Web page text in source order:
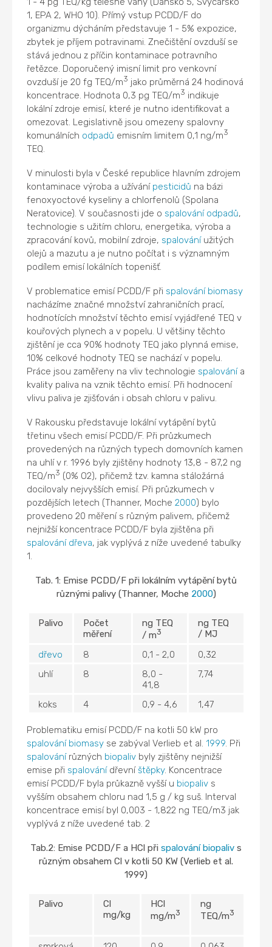
1, EPA 2, WHO 10). Přímý vstup PCDD/F do
organizmu dýcháním představuje 1 - 5% expozice,
zbytek je příjem potravinami. Znečištění ovzduší se
stává jednou z příčin kontaminace potravního
řetězce. Doporučený imisní limit pro venkovní
ovzduší je 20 fg TEQ/m3 jako průměrná 24 hodinová
koncentrace. Hodnota 0,3 pg TEQ/m3 indikuje
lokální zdroje emisí, které je nutno identifikovat a
omezovat. Legislativně jsou omezeny spalovny
komunálních odpadů emisním limitem 0,1 ng/m3
TEQ.
V minulosti byla v České republice hlavním zdrojem
kontaminace výroba a užívání pesticidů na bázi
fenoxyoctové kyseliny a chlorfenolů (Spolana
Neratovice). V současnosti jde o spalování odpadů,
technologie s užitím chloru, energetika, výroba a
zpracování kovů, mobilní zdroje, spalováníužitých
olejů a mazutu a je nutno počítat i s významným
podílem emisí lokálních topenišť.
V problematice emisí PCDD/F při spalování biomasy
nacházíme značné množství zahraničních prací,
hodnotících množství těchto emisí vyjádřené TEQ v
kouřových plynech a v popelu. U většiny těchto
zjištění je cca 90% hodnoty TEQ jako plynná emise,
10% celkové hodnoty TEQ se nachází v popelu.
Práce jsou zaměřeny na vliv technologie spalovánía
kvality paliva na vznik těchto emisí. Při hodnocení
vlivu paliva je zjišťován i obsah chloru v palivu.
V Rakousku představuje lokální vytápění bytů
třetinu všech emisí PCDD/F. Při průzkumech
provedených na různých typech domovních kamen
na uhlí v r. 1996 byly zjištěny hodnoty 13,8 - 87,2 ng
TEQ/m3 (0% O2), přičemž tzv. kamna stáložárná
docilovaly nejvyšších emisí. Při průzkumech v
pozdějších letech (Thanner, Moche2000) bylo
provedeno 20 měření s různým palivem, přičemž
nejnižší koncentrace PCDD/F byla zjištěna při
spalování dřeva, jak vyplývá z níže uvedené tabulky
1.
Tab. 1: Emise PCDD/F při lokálním vytápění bytů
různými palivy (Thanner, Moche 2000)
Palivo
Počet
měření
ng TEQ
/ m3
ng TEQ
/ MJ
dřevo
8 0,1 - 2,0
0,32
uhlí
8
8,0 -
41,8
7,74
koks 4 0,9 - 4,6 1,47
Problematiku emisí PCDD/F na kotli 50 kW pro
spalování biomasy se zabýval Verlieb et al.1999. Při
spalovánírůzných biopaliv byly zjištěny nejnižší
emise při spalovánídřevníštěpky. Koncentrace
emisí PCDD/F byla průkazně vyšší u biopaliv s
vyšším obsahem chloru nad 1,5 g / kg suš. Interval
koncentrace emisí byl 0,003 - 1,822 ng TEQ/m3 jak
vyplývá z níže uvedené tab. 2
Tab.2: Emise PCDD/F a HCl při spalování biopaliv s
různým obsahem Cl v kotli 50 KW (Verlieb et al.
1999)
Palivo
Cl
mg/kg
HCl
mg/m3
ng
TEQ/m3